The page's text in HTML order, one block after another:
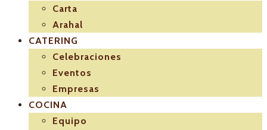
Carta
Arahal
CATERING
Celebraciones
Eventos
Empresas
COCINA
Equipo